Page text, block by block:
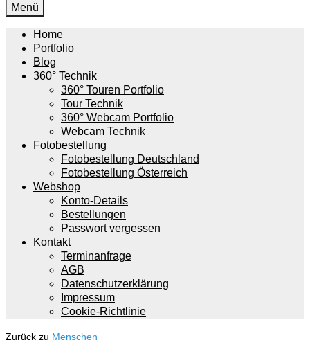
Menü
Home
Portfolio
Blog
360° Technik
360° Touren Portfolio
Tour Technik
360° Webcam Portfolio
Webcam Technik
Fotobestellung
Fotobestellung Deutschland
Fotobestellung Österreich
Webshop
Konto-Details
Bestellungen
Passwort vergessen
Kontakt
Terminanfrage
AGB
Datenschutzerklärung
Impressum
Cookie-Richtlinie
Zurück zu Menschen